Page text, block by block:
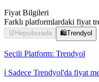
Fiyat Bilgileri
Farklı platformlardaki fiyat
🛒 Hepsiburada 🛍️Trendyol
Seçili Platform: Trendyol
ℹ️ Sadece Trendyol'da fiyat